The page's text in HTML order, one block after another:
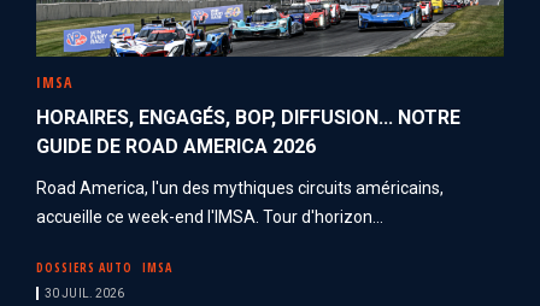
IMSA
HORAIRES, ENGAGÉS, BOP, DIFFUSION... NOTRE
GUIDE DE ROAD AMERICA 2026
Road America, l'un des mythiques circuits américains,
accueille ce week-end l'IMSA. Tour d'horizon...
DOSSIERS AUTO IMSA
30 JUIL. 2026